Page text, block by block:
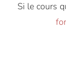
Si le cours